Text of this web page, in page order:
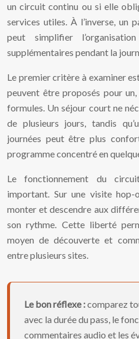
un circuit continu ou si elle
services utiles. À l’inverse, un
peut simplifier
supplémentaires pendant la
Le premier critère à examiner
peuvent être proposés pour
formules. Un séjour court ne
de plusieurs jours, tandis
journées peut être plus
programme concentré en
Le fonctionnement du
important. Sur une visite
monter et descendre aux
son rythme. Cette liberté
moyen de découverte et
entre plusieurs sites.
Le bon réflexe :comparez
avec la durée du pass, le
commentaires audio et les